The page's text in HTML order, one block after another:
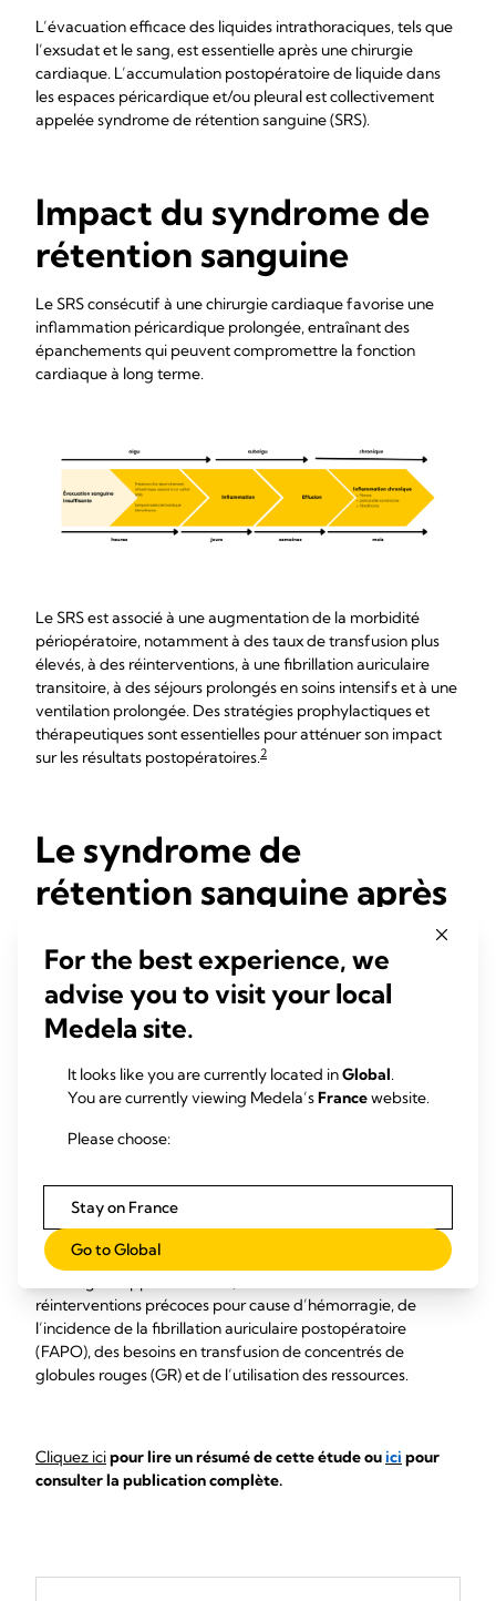
L’évacuation efficace des liquides intrathoraciques, tels que
l’exsudat et le sang, est essentielle après une chirurgie
cardiaque. L’accumulation postopératoire de liquide dans
les espaces péricardique et/ou pleural est collectivement
appelée syndrome de rétention sanguine (SRS).
Impact du syndrome de
rétention sanguine
Le SRS consécutif à une chirurgie cardiaque favorise une
inflammation péricardique prolongée, entraînant des
épanchements qui peuvent compromettre la fonction
cardiaque à long terme.
Le SRS est associé à une augmentation de la morbidité
périopératoire, notamment à des taux de transfusion plus
élevés, à des réinterventions, à une fibrillation auriculaire
transitoire, à des séjours prolongés en soins intensifs et à une
ventilation prolongée. Des stratégies prophylactiques et
thérapeutiques sont essentielles pour atténuer son impact
sur les résultats postopératoires.2
Le syndrome de
rétention sanguine après
peut être évité
Un drainage efficace immédiatement après l’opération est
rétrospective récente examine l’impact de différentes
modalités de drainage thoracique sur le syndrome de
un pontage aorto-coronarien (PAC).
et les systèmes de drainage numériques portables
(Thopaz+) ont tous deux surpassé le drainage conventionnel
en termes de réduction des interventions liées au syndrome
de rétention sanguine (SRS). Thopaz
réinterventions précoces pour cause d’hémorragie, de
l’incidence de la fibrillation auriculaire postopératoire
(FAPO), des besoins en transfusion de concentrés de
globules rouges (GR) et de l’utilisation des ressources.
Cliquez icipour lire un résumé de cette étude ouici pour
consulter la publication complète.
For the best experience, we
advise you to visit your local
Medela site.
It looks like you are currently located inGlobal.
You are currently viewing Medela’sFrancewebsite.
Please choose:
Stay on France
Go to Global